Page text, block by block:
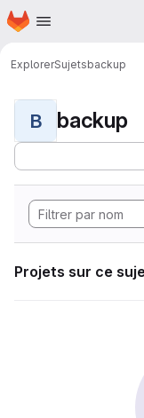
Passer au contenu principal
Page d'accueil
ExplorerSujetsbackup
B backup
Projets sur ce